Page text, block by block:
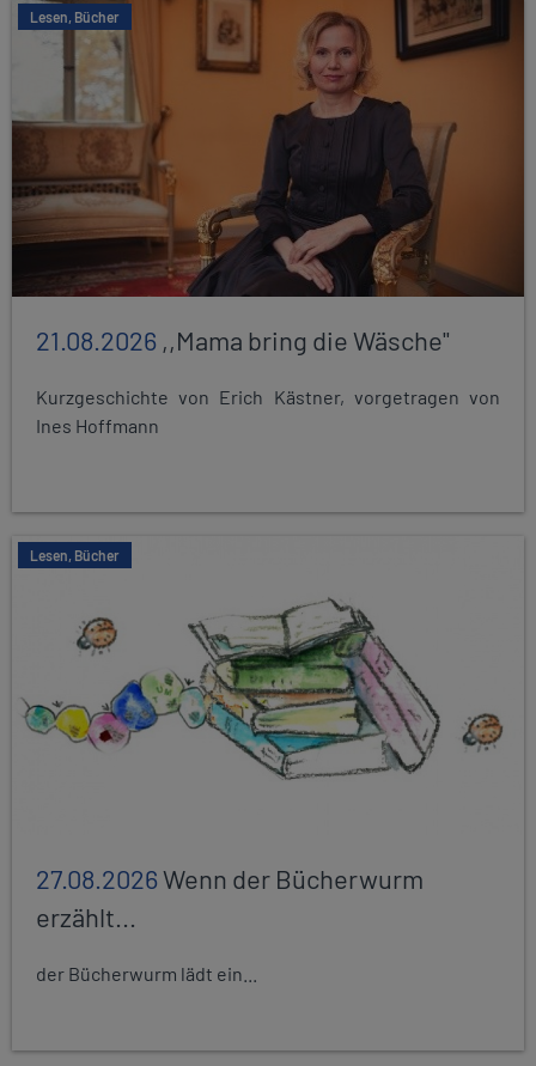
Lesen, Bücher
21.08.2026 ,,Mama bring die Wäsche"
Kurzgeschichte von Erich Kästner, vorgetragen von
Ines Hoffmann
Lesen, Bücher
27.08.2026Wenn der Bücherwurm
erzählt...
der Bücherwurm lädt ein...